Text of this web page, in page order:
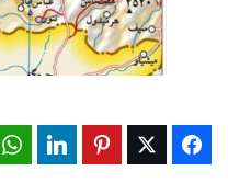
Facebook
Twitter
Pinterest
LinkedIn